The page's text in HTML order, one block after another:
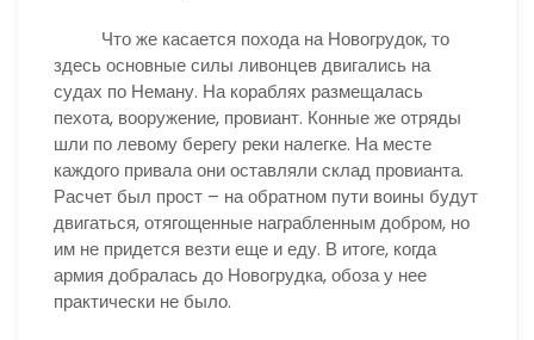
Что же касается похода на Новогрудок, то
здесь основные силы ливонцев двигались на
судах по Неману. На кораблях размещалась
пехота, вооружение, провиант. Конные же отряды
шли по левому берегу реки налегке. На месте
каждого привала они оставляли склад провианта.
Расчет был прост – на обратном пути воины будут
двигаться, отягощенные награбленным добром, но
им не придется везти еще и еду. В итоге, когда
армия добралась до Новогрудка, обоза у нее
практически не было.